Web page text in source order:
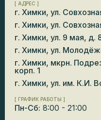
[ АДРЕС ]
г. Химки, ул.
г. Химки, ул.
г. Химки, ул. 9 мая, д.
г. Химки, ул.
г. Химки, мкрн.
корп. 1
г. Химки, ул. им. К.И.
[ ГРАФИК РАБОТЫ ]
Пн-Сб: 8:00 - 21:00